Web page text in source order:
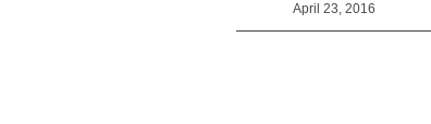
April 23, 2016